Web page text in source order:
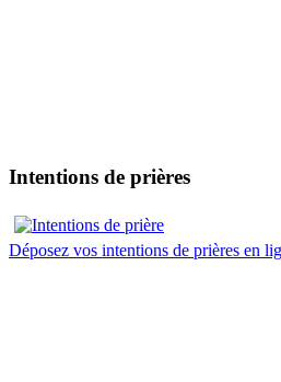
Intentions de prières
Déposez vos intentions de prières en